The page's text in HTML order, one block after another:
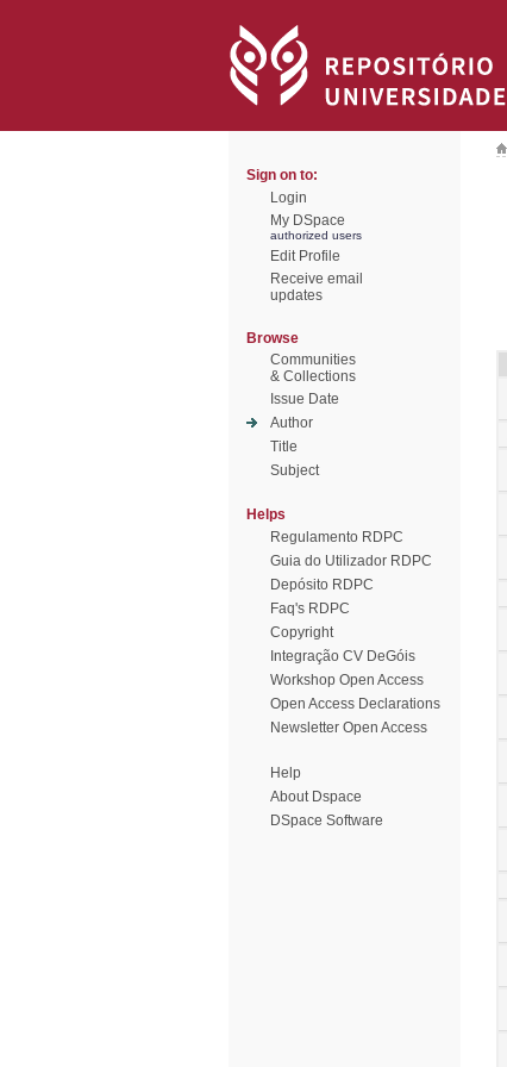
Sign on to:
Login
My DSpace
authorized users
Edit Profile
Receive email
updates
Browse
Communities
& Collections
Issue Date
Author
Title
Subject
Helps
Regulamento RDPC
Guia do Utilizador RDPC
Depósito RDPC
Faq's RDPC
Copyright
Integração CV DeGóis
Workshop Open Access
Open Access Declarations
Newsletter Open Access
Help
About Dspace
DSpace Software